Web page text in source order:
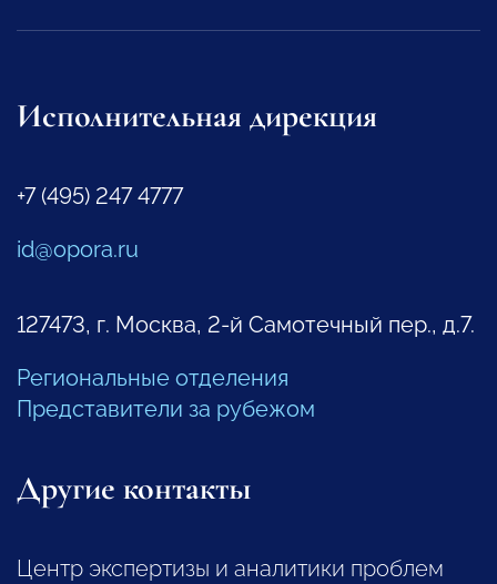
Исполнительная дирекция
+7 (495) 247 4777
id@opora.ru
127473, г. Москва, 2-й Самотечный пер., д.7.
Региональные отделения
Представители за рубежом
Другие контакты
Центр экспертизы и аналитики проблем